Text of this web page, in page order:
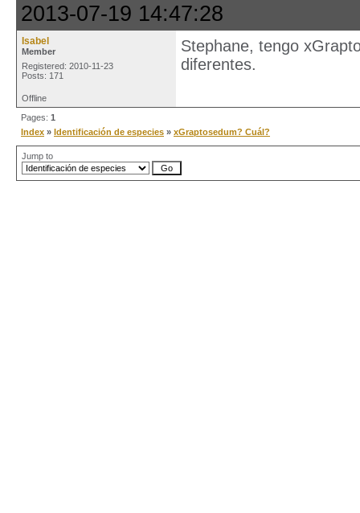
2013-07-19 14:47:28
Isabel
Member
Registered: 2010-11-23
Posts: 171
Stephane, tengo
diferentes.
Offline
Pages: 1
Index » Identificación de especies » xGraptosedum? Cuál?
Jump to